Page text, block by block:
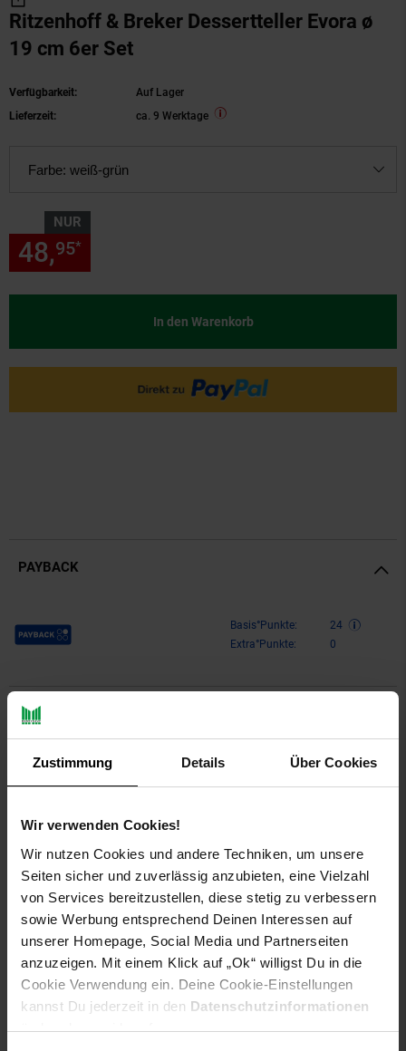
Zustimmung Details Über Cookies
Wir verwenden Cookies!
Wir nutzen Cookies und andere Techniken, um unsere
Seiten sicher und zuverlässig anzubieten, eine Vielzahl
von Services bereitzustellen, diese stetig zu verbessern
sowie Werbung entsprechend Deinen Interessen auf
unserer Homepage, Social Media und Partnerseiten
anzuzeigen. Mit einem Klick auf „Ok“ willigst Du in die
Cookie Verwendung ein. Deine Cookie-Einstellungen
kannst Du jederzeit in den Datenschutzinformationen
ändern bzw. widerrufen.
Ritzenhoff & Breker Dessertteller Evora ø
19 cm 6er Set
Verfügbarkeit:
Auf Lager
Lieferzeit:
ca. 9 Werktage
Farbe: weiß-grün
NUR
48,95*
In den Warenkorb
PAYBACK
Payback Punkte Basis°Punkte:
24
Extra°Punkte:
0
Produktbeschreibung
Ritzenhoff & Breker Evora Dessertteller ø 19 cm 6er Set
wunderschönes feingezeichnetes Botanik-Motiv auf eine
natürlichen Eleganz ist evora ein Geschirr, das man jeden Tag
gern auf dem Tisch hat.
Artikeldetails:
Durchmesser: ca. 19 cm
Höhe: ca. 2 cm
Material: Porzellan
Merkmal: spülmaschinengeeignet
Lieferungsumfang: 6x Dessertteller